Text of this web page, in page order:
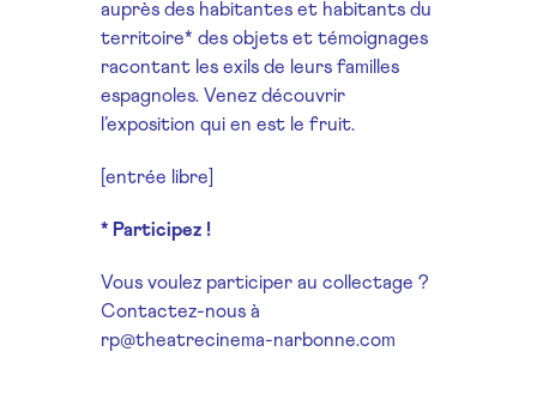
auprès des habitantes et habitants du
territoire* des objets et témoignages
racontant les exils de leurs familles
espagnoles. Venez découvrir
l’exposition qui en est le fruit.
[entrée libre]
* Participez !
Vous voulez participer au collectage ?
Contactez-nous à
rp@theatrecinema-narbonne.com